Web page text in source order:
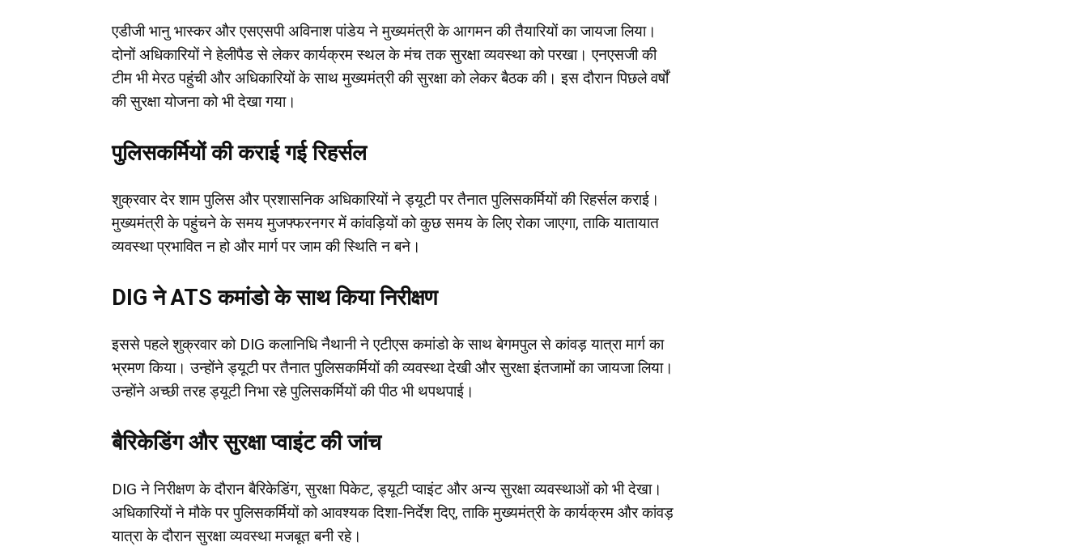
एडीजी भानु भास्कर और एसएसपी अविनाश पांडेय ने मुख्यमंत्री के आगमन की तैयारियों का जायजा लिया।
दोनों अधिकारियों ने हेलीपैड से लेकर कार्यक्रम स्थल के मंच तक सुरक्षा व्यवस्था को परखा। एनएसजी की
टीम भी मेरठ पहुंची और अधिकारियों के साथ मुख्यमंत्री की सुरक्षा को लेकर बैठक की। इस दौरान पिछले वर्षों
की सुरक्षा योजना को भी देखा गया।
पुलिसकर्मियों की कराई गई रिहर्सल
शुक्रवार देर शाम पुलिस और प्रशासनिक अधिकारियों ने ड्यूटी पर तैनात पुलिसकर्मियों की रिहर्सल कराई।
मुख्यमंत्री के पहुंचने के समय मुजफ्फरनगर में कांवड़ियों को कुछ समय के लिए रोका जाएगा, ताकि यातायात
व्यवस्था प्रभावित न हो और मार्ग पर जाम की स्थिति न बने।
DIG ने ATS कमांडो के साथ किया निरीक्षण
इससे पहले शुक्रवार को DIG कलानिधि नैथानी ने एटीएस कमांडो के साथ बेगमपुल से कांवड़ यात्रा मार्ग का
भ्रमण किया। उन्होंने ड्यूटी पर तैनात पुलिसकर्मियों की व्यवस्था देखी और सुरक्षा इंतजामों का जायजा लिया।
उन्होंने अच्छी तरह ड्यूटी निभा रहे पुलिसकर्मियों की पीठ भी थपथपाई।
बैरिकेडिंग और सुरक्षा प्वाइंट की जांच
DIG ने निरीक्षण के दौरान बैरिकेडिंग, सुरक्षा पिकेट, ड्यूटी प्वाइंट और अन्य सुरक्षा व्यवस्थाओं को भी देखा।
अधिकारियों ने मौके पर पुलिसकर्मियों को आवश्यक दिशा-निर्देश दिए, ताकि मुख्यमंत्री के कार्यक्रम और कांवड़
यात्रा के दौरान सुरक्षा व्यवस्था मजबूत बनी रहे।